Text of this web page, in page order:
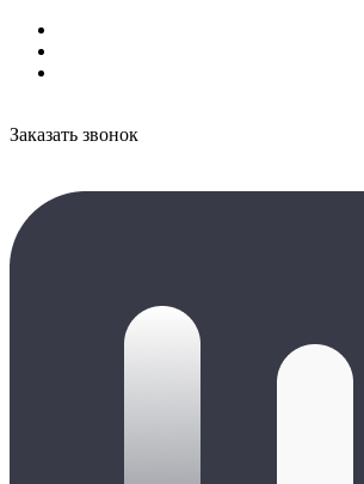
Заказать звонок